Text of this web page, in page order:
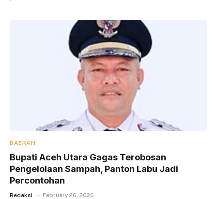
DAERAH
Bupati Aceh Utara Gagas Terobosan
Pengelolaan Sampah, Panton Labu Jadi
Percontohan
Redaksi February 26, 2026